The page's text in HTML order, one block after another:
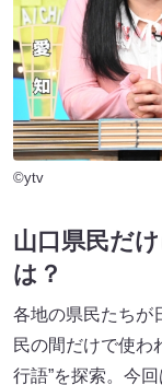
©ytv
山口県民だ
は？
各地の県民たちが
民の間だけで使わ
行語”を探索。今